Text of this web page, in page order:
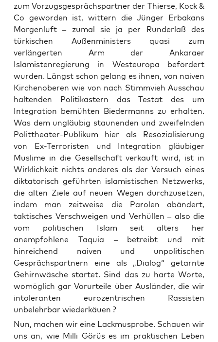
zum Vorzugsgesprächspartner der Thierse, Kock &
Co geworden ist, wittern die Jünger Erbakans
Morgenluft – zumal sie ja per Runderlaß des
türkischen Außenministers quasi zum
verlängerten Arm der Ankaraer
Islamistenregierung in Westeuropa befördert
wurden. Längst schon gelang es ihnen, von naiven
Kirchenoberen wie von nach Stimmvieh Ausschau
haltenden Politikastern das Testat des um
Integration bemühten Biedermanns zu erhalten.
Was dem ungläubig staunenden und zweifelnden
Polittheater-Publikum hier als Resozialisierung
von Ex-Terroristen und Integration gläubiger
Muslime in die Gesellschaft verkauft wird, ist in
Wirklichkeit nichts anderes als der Versuch eines
diktatorisch geführten islamistischen Netzwerks,
die alten Ziele auf neuen Wegen durchzusetzen,
indem man zeitweise die Parolen abändert,
taktisches Verschweigen und Verhüllen – also die
vom politischen Islam seit alters her
anempfohlene Taquia – betreibt und mit
hinreichend naiven und unpolitischen
Gesprächspartnern eine als „Dialog“ getarnte
Gehirnwäsche startet. Sind das zu harte Worte,
womöglich gar Vorurteile über Ausländer, die wir
intoleranten eurozentrischen Rassisten
unbelehrbar wiederkäuen ?
Nun, machen wir eine Lack­mus­pro­be. Schau­en wir
uns an, wie Mil­li Görüs es im prak­ti­schen Leben